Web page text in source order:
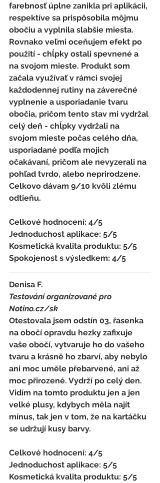
farebnosť úplne zanikla pri aplikácii,
respektíve sa prispôsobila môjmu
obočiu a vyplnila slabšie miesta.
Rovnako veľmi oceňujem efekt po
použití - chĺpky ostali spevnené a
na svojom mieste. Produkt som
začala využívať v rámci svojej
každodennej rutiny na záverečné
vyplnenie a usporiadanie tvaru
obočia, pričom tento stav mi vydržal
celý deň - chĺpky vydržali na
svojom mieste počas celého dňa,
usporiadané podľa mojich
očakávaní, pričom ale nevyzerali na
pohľad tvrdo, alebo neprirodzene.
Celkovo dávam 9/10 kvôli zlému
odtieňu.
Celkové hodnocení: 4/5
Jednoduchost aplikace: 5/5
Kosmetická kvalita produktu: 5/5
Spokojenost s výsledkem: 4/5
Denisa F.
Testování organizované pro
Notino.cz/sk
Otestovala jsem odstín 03, řasenka
na obočí opravdu hezky zafixuje
vaše obočí, vytvaruje ho do vašeho
tvaru a krásně ho zbarví, aby nebylo
ani moc uměle přebarvené, ani až
moc přirozené. Vydrží po celý den.
Vidím na tomto produktu jen a jen
velké plusy, kdybych měla najít
mínus, tak jen v tom, že na kartáčku
se udržují kusy barvy.
Celkové hodnocení: 4/5
Jednoduchost aplikace: 5/5
Kosmetická kvalita produktu: 5/5